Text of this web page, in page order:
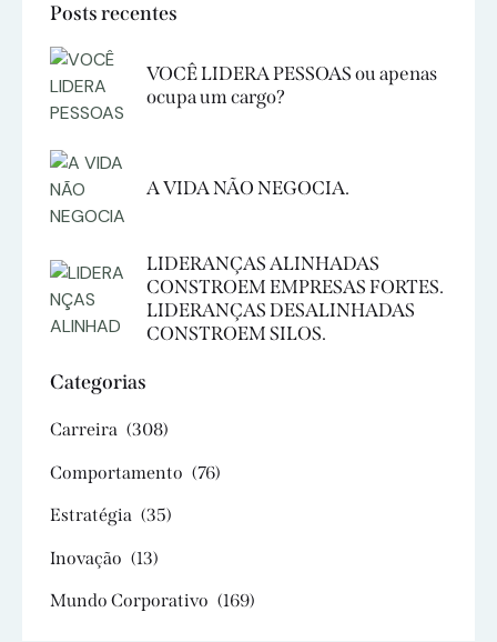
Posts recentes
VOCÊ LIDERA PESSOAS ou apenas
ocupa um cargo?
A VIDA NÃO NEGOCIA.
LIDERANÇAS ALINHADAS
CONSTROEM EMPRESAS FORTES.
LIDERANÇAS DESALINHADAS
CONSTROEM SILOS.
Categorias
Carreira (308)
Comportamento (76)
Estratégia (35)
Inovação (13)
Mundo Corporativo (169)